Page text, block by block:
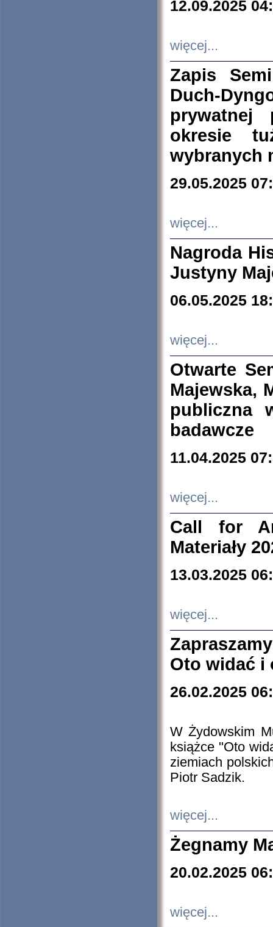
12.09.2025
więcej...
Zapis
Duch-
prywatnej
okresie
wybranych
29.05.2025
więcej...
Nagroda
Justyny
06.05.2025
więcej...
Otwarte
Majewska,
publiczna
badawcze
11.04.2025
więcej...
Call for
Materiały
13.03.2025
więcej...
Oto widać i
26.02.2025
W Żydowskim
książce "Oto
ziemiach
Piotr Sadzik.
więcej...
Żegnamy
20.02.2025
więcej...